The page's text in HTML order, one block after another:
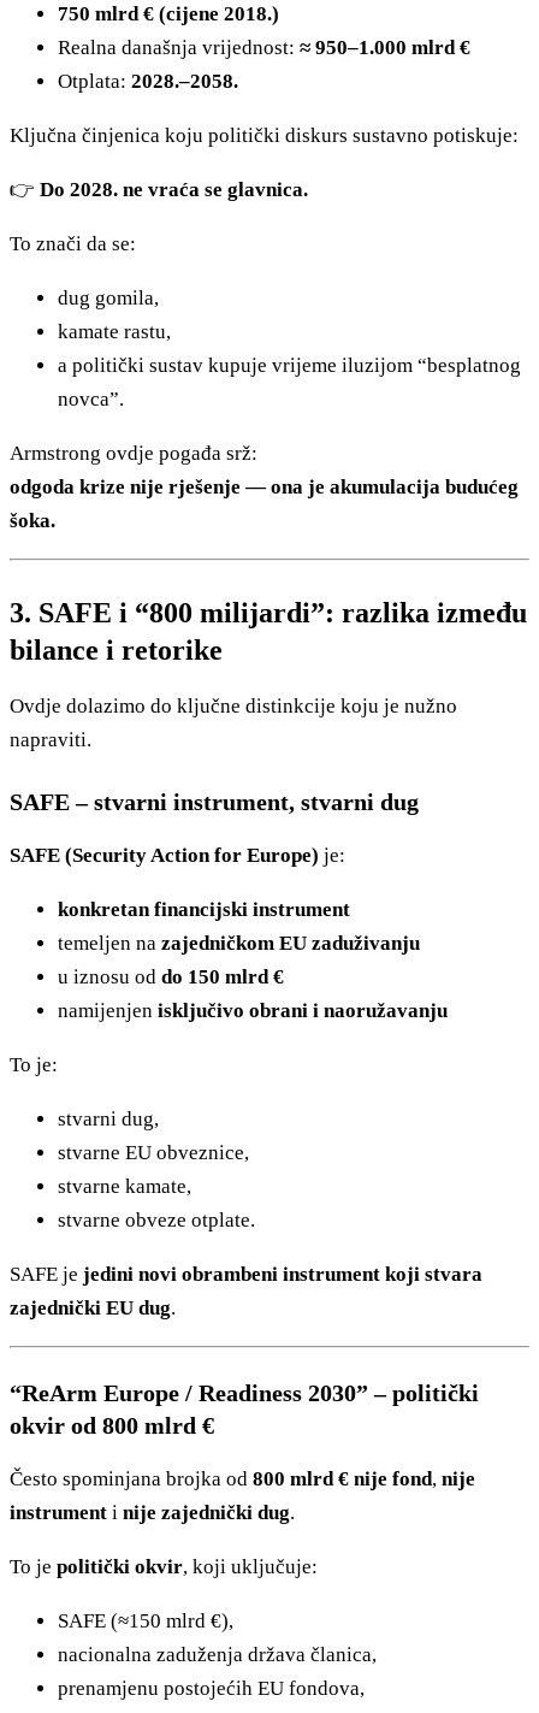
750 mlrd € (cijene 2018.)
Realna današnja vrijednost: ≈ 950–1.000 mlrd €
Otplata: 2028.–2058.
Ključna činjenica koju politički diskurs sustavno potiskuje:
👉 Do 2028. ne vraća se glavnica.
To znači da se:
dug gomila,
kamate rastu,
a politički sustav kupuje vrijeme iluzijom “besplatnog
novca”.
Armstrong ovdje pogađa srž:
odgoda krize nije rješenje — ona je akumulacija budućeg
šoka.
3. SAFE i “800 milijardi”: razlika između
bilance i retorike
Ovdje dolazimo do ključne distinkcije koju je nužno
napraviti.
SAFE – stvarni instrument, stvarni dug
SAFE (Security Action for Europe) je:
konkretan financijski instrument
temeljen na zajedničkom EU zaduživanju
u iznosu od do 150 mlrd €
namijenjen isključivo obrani i naoružavanju
To je:
stvarni dug,
stvarne EU obveznice,
stvarne kamate,
stvarne obveze otplate.
SAFE je jedini novi obrambeni instrument koji stvara
zajednički EU dug.
“ReArm Europe / Readiness 2030” – politički
okvir od 800 mlrd €
Često spominjana brojka od 800 mlrd € nije fond, nije
instrument i nije zajednički dug.
To je politički okvir, koji uključuje:
SAFE (≈150 mlrd €),
nacionalna zaduženja država članica,
prenamjenu postojećih EU fondova,